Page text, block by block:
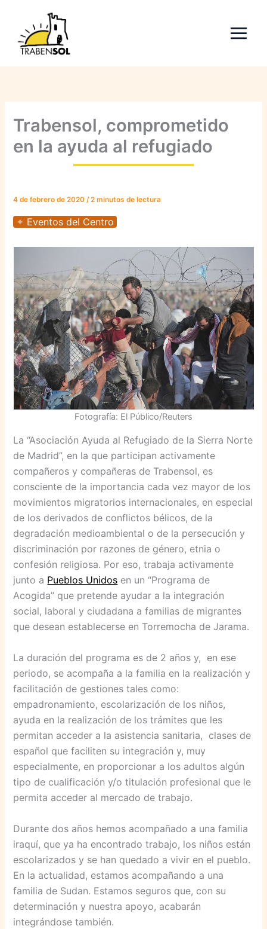
contenido
Trabensol, comprometido
en la ayuda al refugiado
4 de febrero de 2020 /2 minutos de lectura
Eventos del Centro
Fotografía: El Público/Reuters
La “Asociación Ayuda al Refugiado de la Sierra Norte
de Madrid”, en la que participan activamente
compañeros y compañeras de Trabensol, es
consciente de la importancia cada vez mayor de los
movimientos migratorios internacionales, en especial
de los derivados de conflictos bélicos, de la
degradación medioambiental o de la persecución y
discriminación por razones de género, etnia o
confesión religiosa. Por eso, trabaja activamente
junto a Pueblos Unidos en un “Programa de
Acogida” que pretende ayudar a la integración
social, laboral y ciudadana a familias de migrantes
que desean establecerse en Torremocha de Jarama.
La duración del programa es de 2 años y, en ese
periodo, se acompaña a la familia en la realización y
facilitación de gestiones tales como:
empadronamiento, escolarización de los niños,
ayuda en la realización de los trámites que les
permitan acceder a la asistencia sanitaria, clases de
español que faciliten su integración y, muy
especialmente, en proporcionar a los adultos algún
tipo de cualificación y/o titulación profesional que le
permita acceder al mercado de trabajo.
Durante dos años hemos acompañado a una familia
iraquí, que ya ha encontrado trabajo, los niños están
escolarizados y se han quedado a vivir en el pueblo.
En la actualidad, estamos acompañando a una
familia de Sudan. Estamos seguros que, con su
determinación y nuestra apoyo, acabarán
integrándose también.